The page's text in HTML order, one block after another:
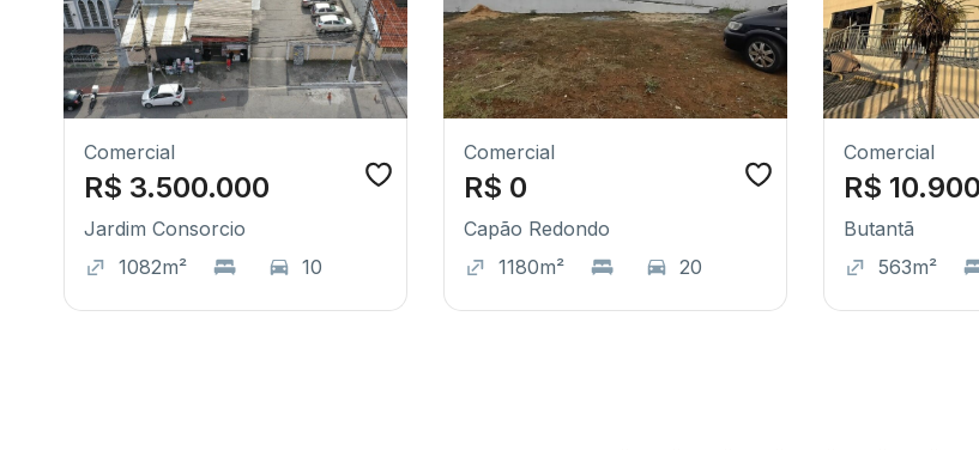
Comercial
R$ 3.500.000
Jardim Consorcio
1082m²
10
Comercial
R$ 0
Capão Redondo
1180m²
20
Comercial
R$
Butantã
563m²